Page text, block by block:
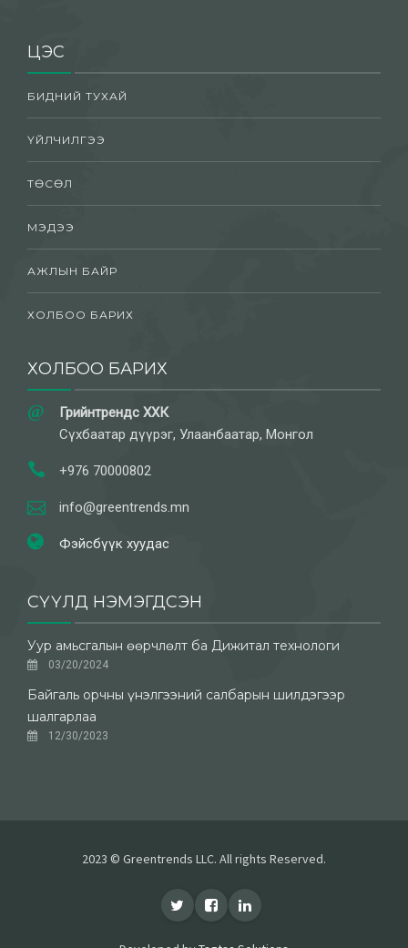
ЦЭС
БИДНИЙ ТУХАЙ
ҮЙЛЧИЛГЭЭ
ТӨСӨЛ
МЭДЭЭ
АЖЛЫН БАЙР
ХОЛБОО БАРИХ
ХОЛБОО БАРИХ
Грийнтрендс ХХК
Сүхбаатар дүүрэг, Улаанбаатар, Монгол
+976 70000802
info@greentrends.mn
Фэйсбүүк хуудас
СҮҮЛД НЭМЭГДСЭН
Уур амьсгалын өөрчлөлт ба Дижитал технологи
03/20/2024
Байгаль орчны үнэлгээний салбарын шилдэгээр
шалгарлаа
12/30/2023
2023 © Greentrends LLC. All rights Reserved.